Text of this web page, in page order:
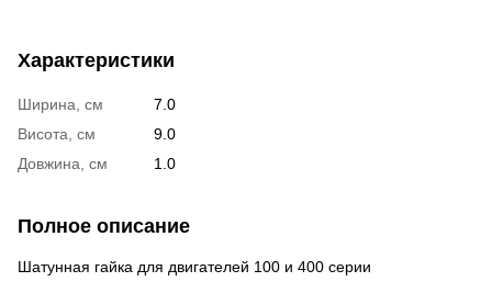
Характеристики
Ширина, см
7.0
Висота, см
9.0
Довжина, см
1.0
Полное описание
Шатунная гайка для двигателей 100 и 400 серии